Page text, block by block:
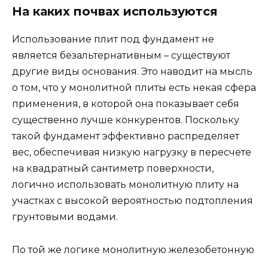
На каких почвах используются
Использование плит под фундамент не
является безальтернативным – существуют
другие виды основания. Это наводит на мысль
о том, что у монолитной плиты есть некая сфера
применения, в которой она показывает себя
существенно лучше конкурентов. Поскольку
такой фундамент эффективно распределяет
вес, обеспечивая низкую нагрузку в пересчете
на квадратный сантиметр поверхности,
логично использовать монолитную плиту на
участках с высокой вероятностью подтопления
грунтовыми водами.
По той же логике монолитную железобетонную